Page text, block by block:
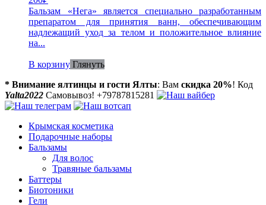
Бальзам «Нега» является специально разработанным
препаратом для принятия ванн, обеспечивающим
надлежащий уход за телом и положительное влияние
на...
В корзину Глянуть
* Внимание ялтинцы и гости Ялты: Вам скидка 20%! Код
Yalta2022 Самовывоз! +79787815281
Крымская косметика
Подарочные наборы
Бальзамы
Для волос
Травяные бальзамы
Баттеры
Биотоники
Гели